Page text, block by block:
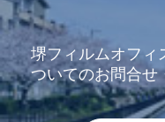
堺フィルムオフィ
ついてのお問合せ